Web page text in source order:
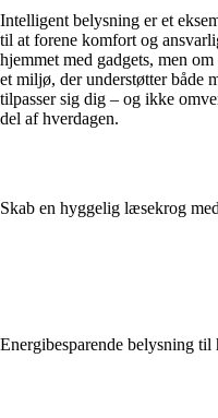
Intelligent belysning er et
til at forene komfort og
hjemmet med gadgets, men
et miljø, der understøtter både
tilpasser sig dig – og ikke
del af hverdagen.
Skab en hyggelig læsekrog
Energibesparende belysning til